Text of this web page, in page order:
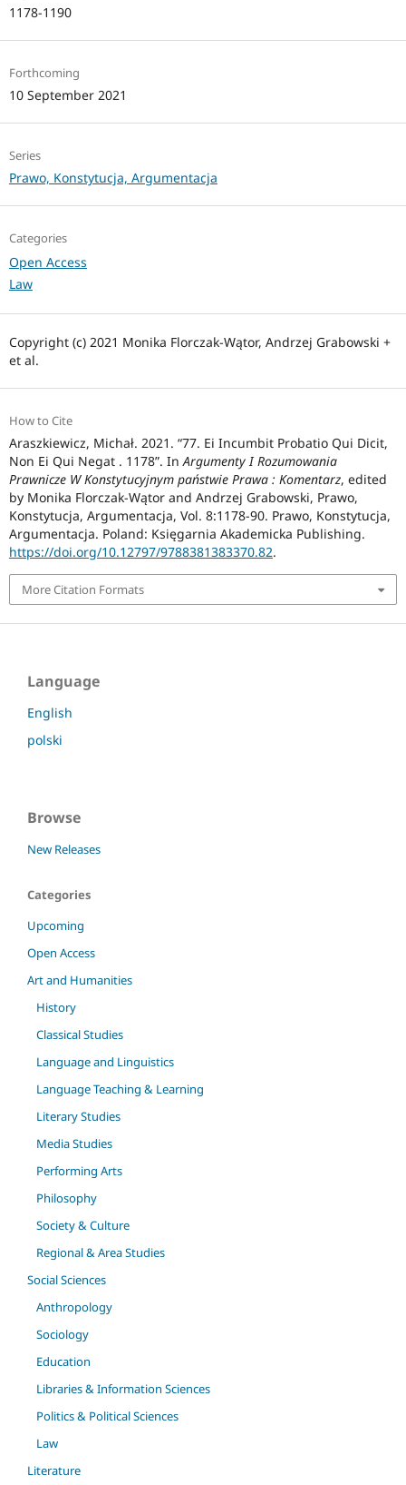
1178-1190
Forthcoming
10 September 2021
Series
Prawo, Konstytucja, Argumentacja
Categories
Open Access
Law
Copyright (c) 2021 Monika Florczak-Wątor, Andrzej Grabowski +
et al.
How to Cite
Araszkiewicz, Michał. 2021. “77. Ei Incumbit Probatio Qui Dicit,
Non Ei Qui Negat . 1178”. In Argumenty I Rozumowania
Prawnicze W Konstytucyjnym państwie Prawa : Komentarz, edited
by Monika Florczak-Wątor and Andrzej Grabowski, Prawo,
Konstytucja, Argumentacja, Vol. 8:1178-90. Prawo, Konstytucja,
Argumentacja. Poland: Księgarnia Akademicka Publishing.
https://doi.org/10.12797/9788381383370.82.
More Citation Formats
Language
English
polski
Browse
New Releases
Categories
Upcoming
Open Access
Art and Humanities
History
Classical Studies
Language and Linguistics
Language Teaching & Learning
Literary Studies
Media Studies
Performing Arts
Philosophy
Society & Culture
Regional & Area Studies
Social Sciences
Anthropology
Sociology
Education
Libraries & Information Sciences
Politics & Political Sciences
Law
Literature